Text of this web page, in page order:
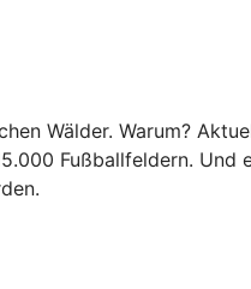
Wälder. Warum?
Fußballfeldern. Und